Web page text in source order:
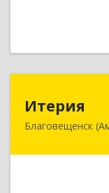
Итерия
Благовещенск